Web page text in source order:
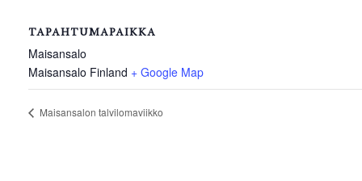
TAPAHTUMAPAIKKA
Maisansalo
Maisansalo Finland + Google Map
Maisansalon talvilomaviikko